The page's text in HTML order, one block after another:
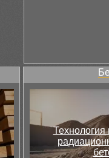
Технология